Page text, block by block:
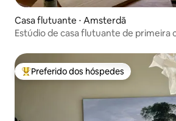
Casa flutuante ⋅ Amsterdã
Estúdio de casa flutuante de primeira
Entre os melhores preferidos dos
Preferido dos hóspedes